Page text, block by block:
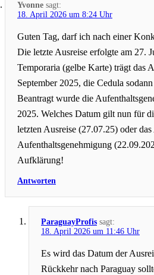
Yvonne sagt:
18. April 2026 um 8:24 Uhr
Guten Tag, darf ich nach einer
Die letzte Ausreise erfolgte am 27.
Temporaria (gelbe Karte) trägt das
September 2025, die Cedula
Beantragt wurde die
2025. Welches Datum gilt nun für
letzten Ausreise (27.07.25) oder
Aufenthaltsgenehmigung
Aufklärung!
Antworten
ParaguayProfis sagt:
18. April 2026 um 11:46 Uhr
Es wird das Datum der
Rückkehr nach Paraguay